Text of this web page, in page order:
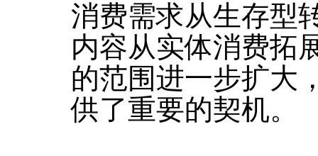
消费需求从生存型
内容从实体消费拓
的范围进一步扩大
供了重要的契机。